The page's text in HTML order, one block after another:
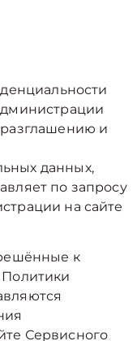
и
данных,
по запросу
на сайте
к
Сервисного